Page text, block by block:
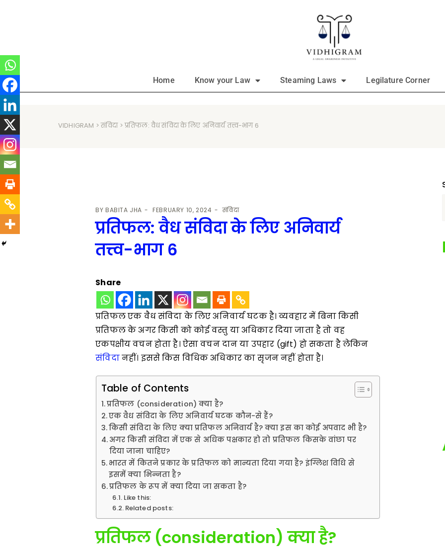
Home Know your Law Steaming Laws Legilature Corner
VIDHIGRAM >संविदा> प्रतिफल: वैध संविदा के लिए अनिवार्य तत्त्व-भाग 6
BYBABITA JHA FEBRUARY 10, 2024 संविदा
प्रतिफल: वैध संविदा के लिए अनिवार्य
तत्त्व-भाग 6
Share
प्रतिफल एक वैध संविदा के लिए अनिवार्य घटक है। व्यवहार में बिना किसी
प्रतिफल के अगर किसी को कोई वस्तु या अधिकार दिया जाता है तो वह
एकपक्षीय वचन होता है। ऐसा वचन दान या उपहार (gift) हो सकता है लेकिन
संविदानहीं। इससे किस विधिक अधिकार का सृजन नहीं होता है।
Table of Contents
प्रतिफल (consideration) क्या है?
एक वैध संविदा के लिए अनिवार्य घटक कौन-से हैं?
किसी संविदा के लिए क्या प्रतिफल अनिवार्य है? क्या इस का कोई अपवाद भी है?
अगर किसी संविदा में एक से अधिक पक्षकार हो तो प्रतिफल किसके वांछा पर
दिया जाना चाहिए?
भारत में कितने प्रकार के प्रतिफल को मान्यता दिया गया है? इंग्लिश विधि से
इसमें क्या भिन्नता है?
प्रतिफल के रूप में क्या दिया जा सकता है?
Like this:
Related posts:
प्रतिफल (consideration)क्या है?